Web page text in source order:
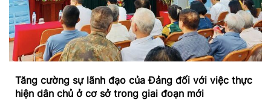
Tăng cường sự lãnh đạo của Đảng đối với việc thực
hiện dân chủ ở cơ sở trong giai đoạn mới